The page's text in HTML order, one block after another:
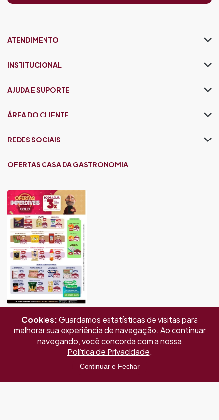
ATENDIMENTO
INSTITUCIONAL
AJUDA E SUPORTE
ÁREA DO CLIENTE
OFERTAS CASA DA GASTRONOMIA
REDES SOCIAIS
Cookies:Guardamos estatísticas de visitas para
melhorar sua experiência de navegação. Ao continuar
navegando, você concorda com a nossa
Política de Privacidade.
Continuar e Fechar